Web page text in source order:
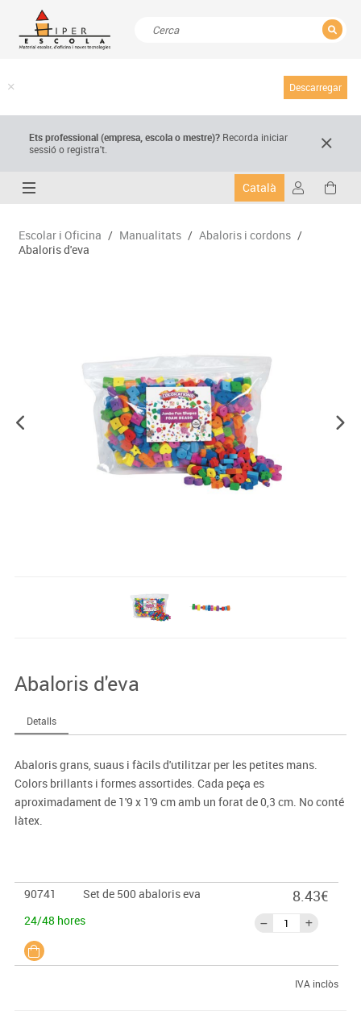
Descarregar
Ets professional (empresa,escola o mestre)? Recorda iniciar
sessió o registra't.
Català
Escolar i Oficina / Manualitats / Abaloris i cordons /
Abaloris d'eva
Abaloris d'eva
Detalls
Abaloris grans, suaus i fàcils d'utilitzar per les petites mans.
Colors brillants i formes assortides. Cada peça es
aproximadament de 1'9 x 1'9 cm amb un forat de 0,3 cm. No conté
làtex.
90741
Set de 500 abaloris eva
24/48 hores
8.43€
IVA inclòs